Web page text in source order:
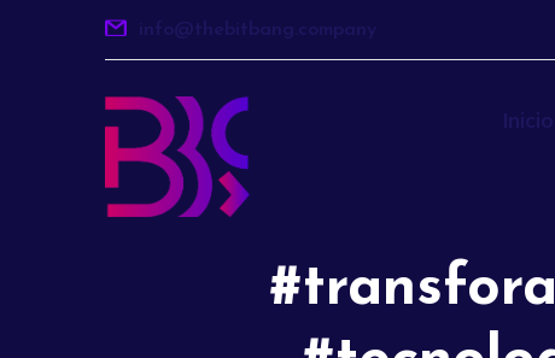
info@thebitbang.company
Inicio